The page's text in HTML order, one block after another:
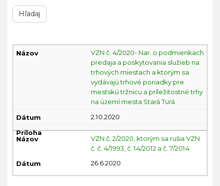
VZN
VZN č. 4/2020- Nar. o podmienkach
predaja a poskytovania služieb na
trhových miestach a ktorým sa
vydávajú trhové poriadky pre
mestskú tržnicu a príležitostné trhy
na území mesta Stará Turá
2.10.2020
VZN č. 2/2020, ktorým sa rušia VZN
č. č. 4/1993, č. 14/2012 a č. 7/2014
26.6.2020